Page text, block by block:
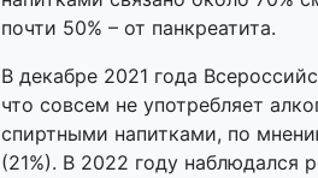
почти 50% – от панкреатита.
В декабре 2021 года
что совсем не употребляет
спиртными напитками, по
(21%). В 2022 году наблюдался